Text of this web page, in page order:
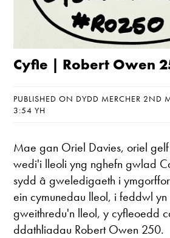
Cyfle | Robert Owen
PUBLISHED ON DYDD MERCHER 2ND
3:54 YH
Mae gan Oriel Davies, oriel
wedi'i lleoli yng nghefn gwlad
sydd â gweledigaeth i
ein cymunedau lleol, i feddwl
gweithredu'n lleol, y cyfleoedd
ddathliadau Robert Owen 250.